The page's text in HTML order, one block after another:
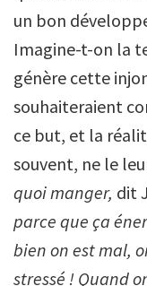
un bon
Imagine-t-on la
génère cette
souhaiteraient
ce but, et la
souvent, ne le
quoi manger, dit
parce que ça
bien on est mal,
stressé ! Quand